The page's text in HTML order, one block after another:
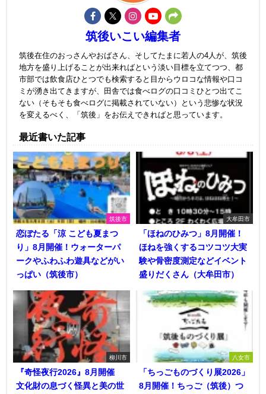
筑後いこい編集者
筑後在住のおっさんやおばさん、そしてたまに若人の4人が、筑後
地方を盛り上げることが出来ればという淡い目標を立てつつ、都
市部では飲食店ひとつでも検索すると目からウロコな情報や口コ
ミが湧き出てきますが、田舎では食べログの口コミひとつ出てこ
ない（そもそも食べログに掲載されていない）という悲惨な状況
を変えるべく、「筑後」をお伝えできればと思っています。
最近書いた記事
筑後市
恋ぼたる「涼 こども夏まつ
り」8月開催！ウォーターパ
ークやふわふわ遊具などがい
っぱい（筑後市）
大牟田市
「ほねのひみつ」8月開催！
ほねを強くするコツコツ大実
験や骨密度測定などイベント
盛りだくさん（大牟田市）
柳川市
『奇怪夜行2026』8月開催
文化財の息づく怪異と美の世
八女市
「ちっごものづくり展2026」
8月開催！ちっご（筑後）つ